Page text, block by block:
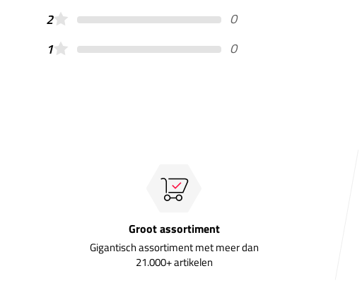
2
0
1
0
Groot assortiment
Gigantisch assortiment met meer dan
21.000+ artikelen